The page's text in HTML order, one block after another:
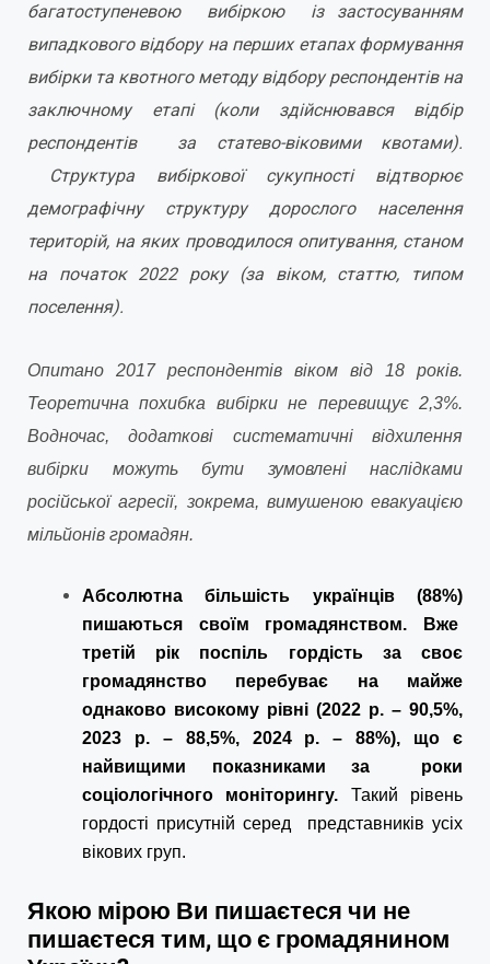
багатоступеневою вибіркою із застосуванням
випадкового відбору на перших етапах формування
вибірки та квотного методу відбору респондентів на
заключному етапі (коли здійснювався відбір
респондентів за статево-віковими квотами).
Структура вибіркової сукупності відтворює
демографічну структуру дорослого населення
територій, на яких проводилося опитування, станом
на початок 2022 року (за віком, статтю, типом
поселення).
Опитано 2017респондентів віком від 18 років.
Теоретична похибка вибірки не перевищує 2,3%.
Водночас, додаткові систематичні відхилення
вибірки можуть бути зумовлені наслідками
російської агресії, зокрема, вимушеною евакуацією
мільйонів громадян.
Абсолютна більшість українців (88%)
пишаються своїм громадянством. Вже
третій рік поспіль гордість за своє
громадянство перебуває на майже
однаково високому рівні (2022 р. – 90,5%,
2023 р. – 88,5%, 2024 р. – 88%), що є
найвищими показниками за роки
соціологічного моніторингу. Такий рівень
гордості присутній серед представників усіх
вікових груп.